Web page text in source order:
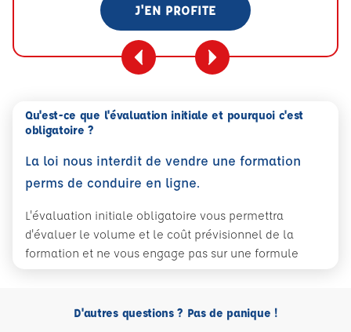
J'EN PROFITE
Qu'est-ce que l'évaluation initiale et pourquoi c'est
obligatoire ?
La loi nous interdit de vendre une formation
perms de conduire en ligne.
L'évaluation initiale obligatoire vous permettra
d'évaluer le volume et le coût prévisionnel de la
formation et ne vous engage pas sur une formule
D'autres questions ? Pas de panique !